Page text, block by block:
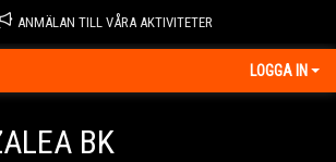
ANMÄLAN TILL VÅRA AKTIVITETER
LOGGA IN
BK